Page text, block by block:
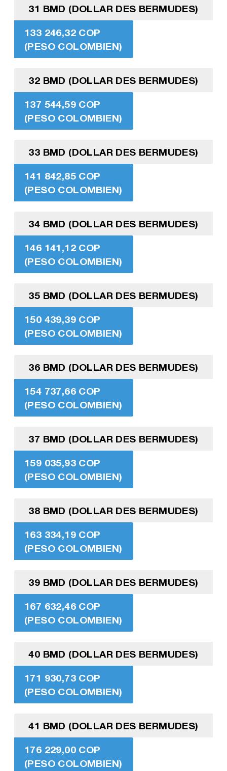
31 BMD (DOLLAR DES BERMUDES)
133 246,32 COP
(PESO COLOMBIEN)
32 BMD (DOLLAR DES BERMUDES)
137 544,59 COP
(PESO COLOMBIEN)
33 BMD (DOLLAR DES BERMUDES)
141 842,85 COP
(PESO COLOMBIEN)
34 BMD (DOLLAR DES BERMUDES)
146 141,12 COP
(PESO COLOMBIEN)
35 BMD (DOLLAR DES BERMUDES)
150 439,39 COP
(PESO COLOMBIEN)
36 BMD (DOLLAR DES BERMUDES)
154 737,66 COP
(PESO COLOMBIEN)
37 BMD (DOLLAR DES BERMUDES)
159 035,93 COP
(PESO COLOMBIEN)
38 BMD (DOLLAR DES BERMUDES)
163 334,19 COP
(PESO COLOMBIEN)
39 BMD (DOLLAR DES BERMUDES)
167 632,46 COP
(PESO COLOMBIEN)
40 BMD (DOLLAR DES BERMUDES)
171 930,73 COP
(PESO COLOMBIEN)
41 BMD (DOLLAR DES BERMUDES)
176 229,00 COP
(PESO COLOMBIEN)